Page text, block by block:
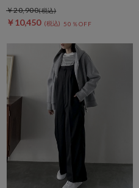
￥10,450 50％OFF
￥20,900